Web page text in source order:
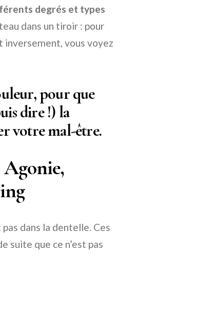
degrés et types
dans un tiroir : pour
inversement, vous voyez
pour que
dire !) la
votre mal-être.
Agonie,
dans la dentelle. Ces
suite que ce n’est pas